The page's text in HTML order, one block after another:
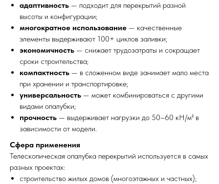
адаптивность — подходит для перекрытий разной
высоты и конфигурации;
многократное использование — качественные
элементы выдерживают 100+ циклов заливки;
экономичность — снижает трудозатраты и сокращает
сроки строительства;
компактность — в сложенном виде занимает мало места
при хранении и транспортировке;
универсальность — может комбинироваться с другими
видами опалубки;
прочность — выдерживает нагрузки до 50–60 кН/м² в
зависимости от модели.
Сфера применения
Телескопическая опалубка перекрытий используется в самых
разных проектах:
строительство жилых домов (многоэтажных и частных);